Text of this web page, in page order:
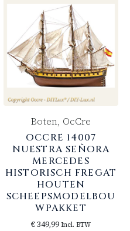
Boten, OcCre
OCCRE 14007
NUESTRA SEÑORA
MERCEDES
HISTORISCH FREGAT
HOUTEN
SCHEEPSMODELBOU
WPAKKET
€349,99 Incl. BTW